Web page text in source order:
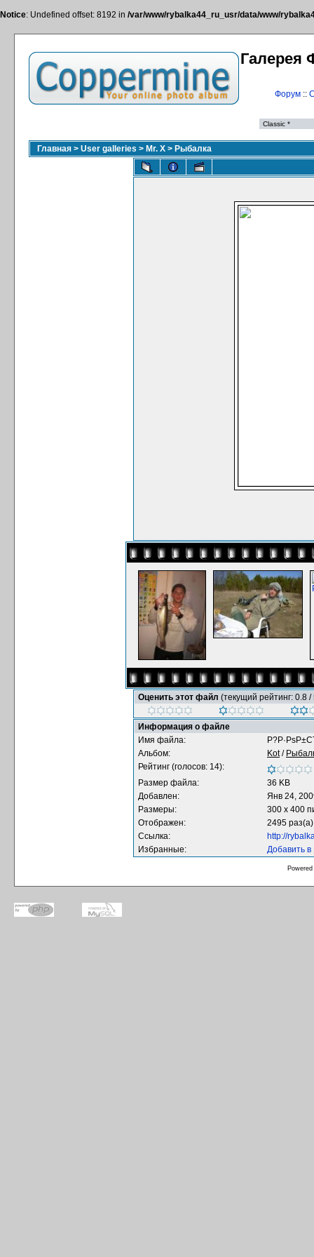
Notice: Undefined offset: 8192 in /var/www/rybalka44_ru_usr/data/www/
Галерея
Форум::
Главная > User galleries > Mr. X > Рыбалка
Оценить этот файл (текущий рейтинг: 0.8 /
Информация о файле
Имя файла:
Альбом:
Kot/
Рейтинг (голосов: 14):
Размер файла:
36 KB
Добавлен:
Янв 24,
Размеры:
300 x 400
Отображен:
2495 раз(а)
Ссылка:
http://
Избранные:
Добавить